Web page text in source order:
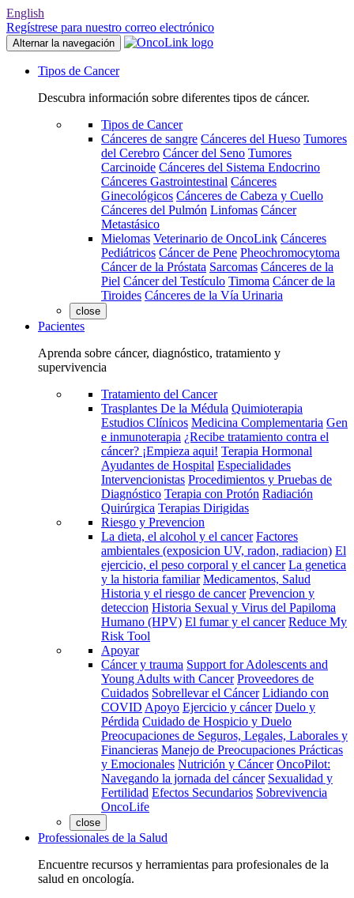
English
Regístrese para nuestro correo electrónico
Alternar la navegación
Tipos de Cancer
Descubra información sobre diferentes tipos de cáncer.
Tipos de Cancer
Cánceres de sangre Cánceres del Hueso Tumores
del Cerebro Cáncer del Seno Tumores
Carcinoide Cánceres del Sistema Endocrino
Cánceres Gastrointestinal Cánceres
Ginecológicos Cánceres de Cabeza y Cuello
Cánceres del Pulmón Linfomas Cáncer
Metastásico
Mielomas Veterinario de OncoLink Cánceres
Pediátricos Cáncer de Pene Pheochromocytoma
Cáncer de la Próstata Sarcomas Cánceres de la
Piel Cáncer del Testículo Timoma Cáncer de la
Tiroides Cánceres de la Vía Urinaria
close
Pacientes
Aprenda sobre cáncer, diagnóstico, tratamiento y
supervivencia
Tratamiento del Cancer
Trasplantes De la Médula Quimioterapia
Estudios Clínicos Medicina Complementaria Gen
e inmunoterapia ¿Recibe tratamiento contra el
cáncer? ¡Empieza aqui! Terapia Hormonal
Ayudantes de Hospital Especialidades
Intervencionistas Procedimientos y Pruebas de
Diagnóstico Terapia con Protón Radiación
Quirúrgica Terapias Dirigidas
Riesgo y Prevencion
La dieta, el alcohol y el cancer Factores
ambientales (exposicion UV, radon, radiacion) El
ejercicio, el peso corporal y el cancer La genetica
y la historia familiar Medicamentos, Salud
Historia y el riesgo de cancer Prevencion y
deteccion Historia Sexual y Virus del Papiloma
Humano (HPV) El fumar y el cancer Reduce My
Risk Tool
Apoyar
Cáncer y trauma Support for Adolescents and
Young Adults with Cancer Proveedores de
Cuidados Sobrellevar el Cáncer Lidiando con
COVID Apoyo Ejercicio y cáncer Duelo y
Pérdida Cuidado de Hospicio y Duelo
Preocupaciones de Seguros, Legales, Laborales y
Financieras Manejo de Preocupaciones Prácticas
y Emocionales Nutrición y Cáncer OncoPilot:
Navegando la jornada del cáncer Sexualidad y
Fertilidad Efectos Secundarios Sobrevivencia
OncoLife
close
Professionales de la Salud
Encuentre recursos y herramientas para profesionales de la
salud en oncología.